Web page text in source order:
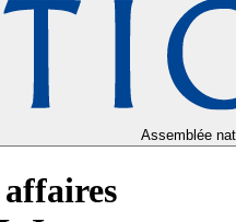
Assemblée